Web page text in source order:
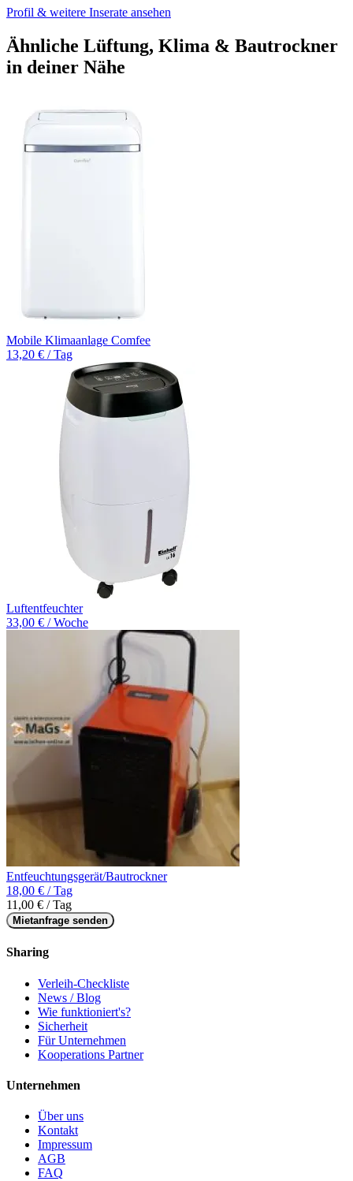
Profil & weitere Inserate ansehen
Ähnliche Lüftung, Klima & Bautrockner
in deiner Nähe
Mobile Klimaanlage Comfee
13,20 € / Tag
Luftentfeuchter
33,00 € / Woche
Entfeuchtungsgerät/Bautrockner
18,00 € / Tag
11,00 € / Tag
Mietanfrage senden
Sharing
Verleih-Checkliste
News / Blog
Wie funktioniert's?
Sicherheit
Für Unternehmen
Kooperations Partner
Unternehmen
Über uns
Kontakt
Impressum
AGB
FAQ